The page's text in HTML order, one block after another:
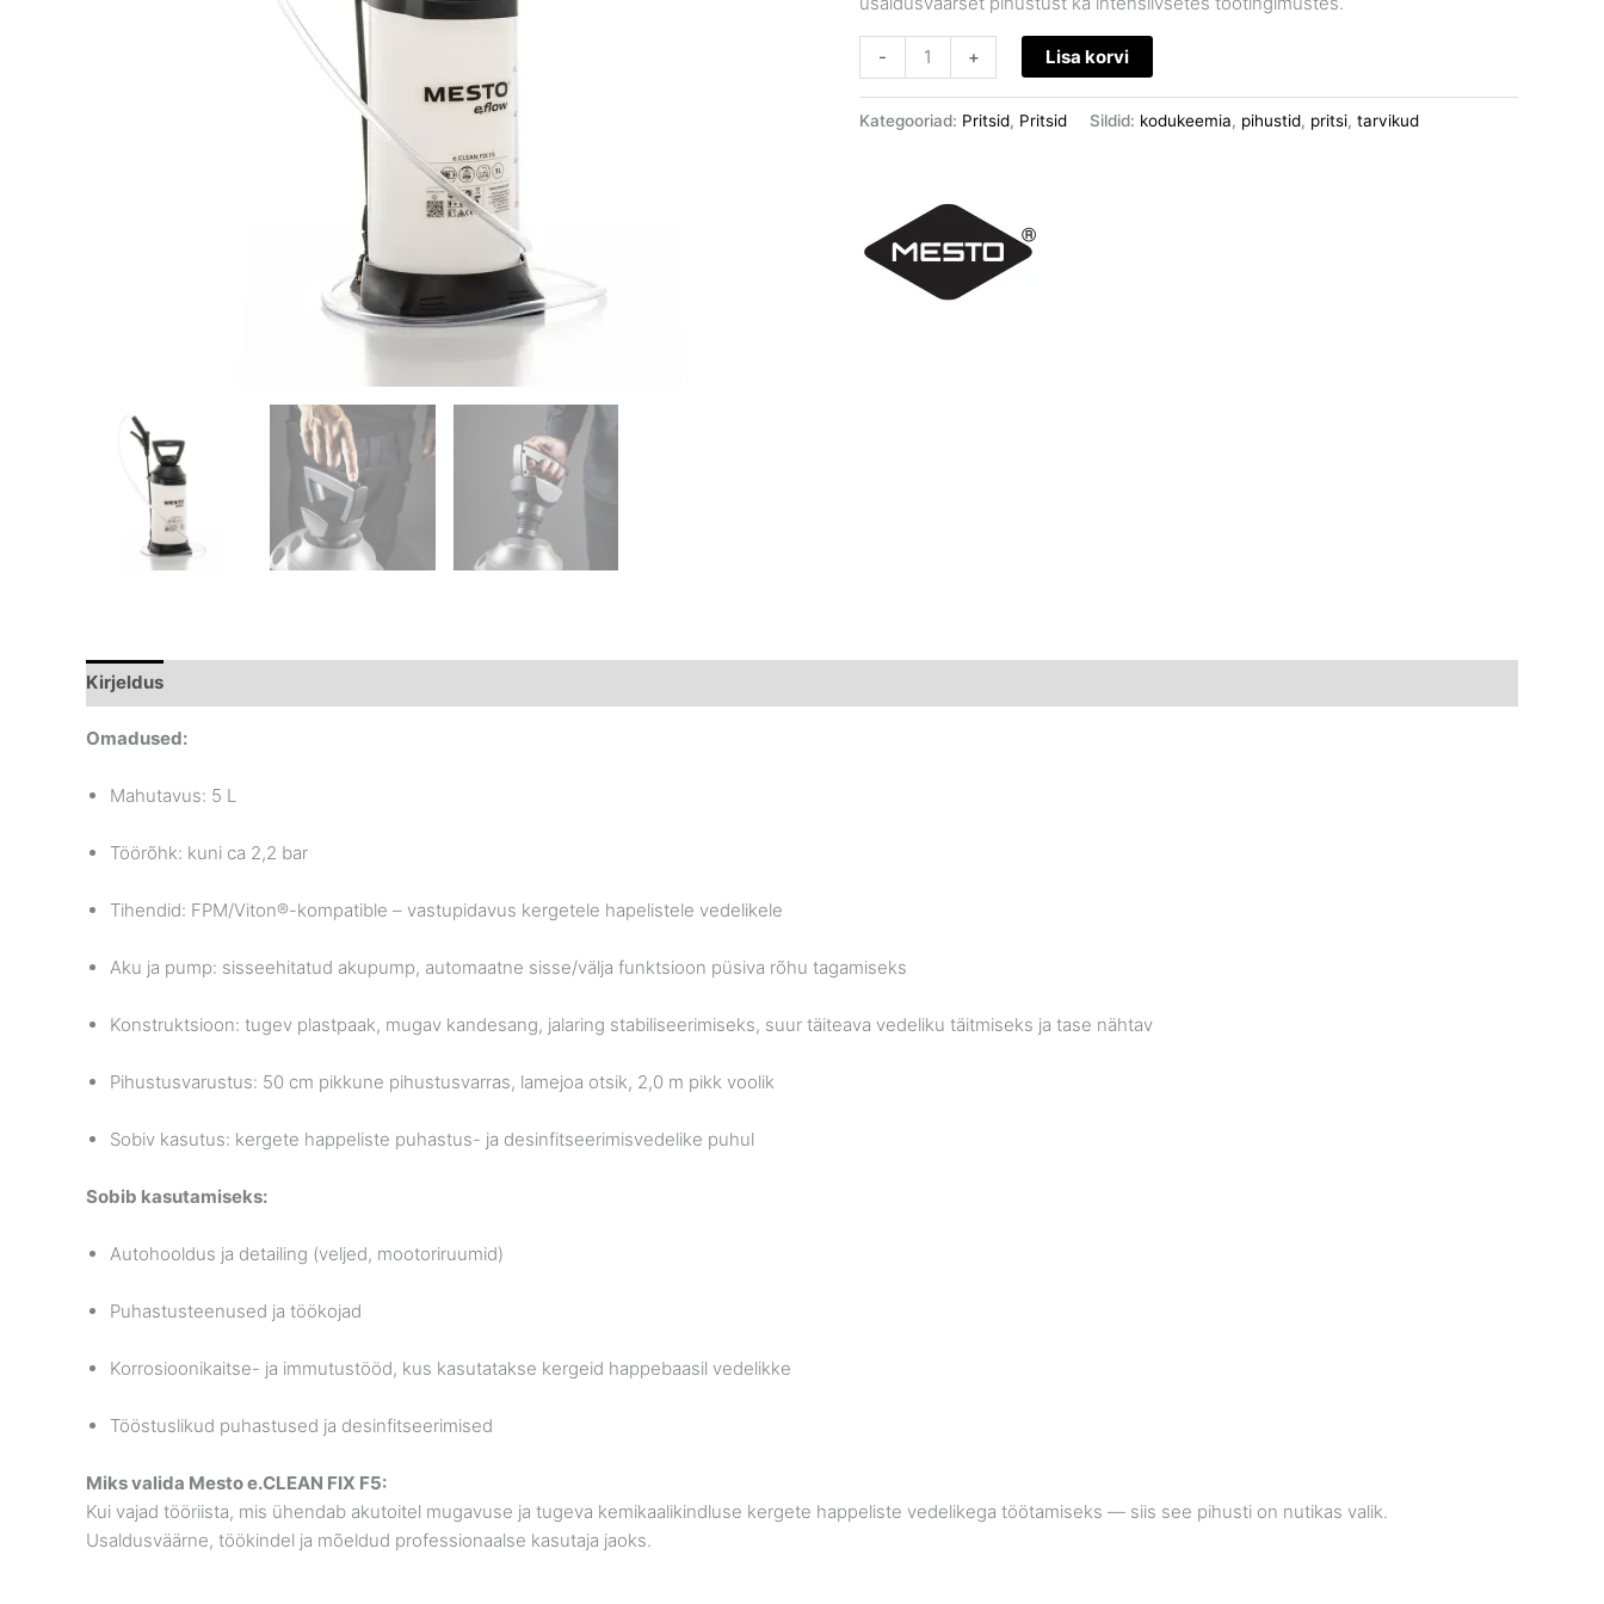
- + Lisa korvi
Kategooriad: Pritsid, Pritsid Sildid: kodukeemia, pihustid, pritsi, tarvikud
Kirjeldus
Omadused:
Mahutavus: 5 L
Töörõhk: kuni ca 2,2 bar
Tihendid: FPM/Viton®-kompatible – vastupidavus kergetele hapelistele vedelikele
Aku ja pump: sisseehitatud akupump, automaatne sisse/­välja funktsioon püsiva rõhu tagamiseks
Konstruktsioon: tugev plastpaak, mugav kandesang, jalaring stabiliseerimiseks, suur täiteava vedeliku täitmiseks ja tase nähtav
Pihustusvarustus: 50 cm pikkune pihustusvarras, lamejoa otsik, 2,0 m pikk voolik
Sobiv kasutus: kergete happeliste puhastus- ja desinfitseerimisvedelike puhul
Sobib kasutamiseks:
Autohooldus ja detailing (veljed, mootoriruumid)
Puhastusteenused ja töökojad
Korrosioonikaitse- ja immutustööd, kus kasutatakse kergeid happebaasil vedelikke
Tööstuslikud puhastused ja desinfitseerimised
Miks valida Mesto e.CLEAN FIX F5:
Kui vajad tööriista, mis ühendab akutoitel mugavuse ja tugeva kemikaalikindluse kergete happeliste vedelikega töötamiseks — siis see pihusti on nutikas valik.
Usaldusväärne, töökindel ja mõeldud professionaalse kasutaja jaoks.